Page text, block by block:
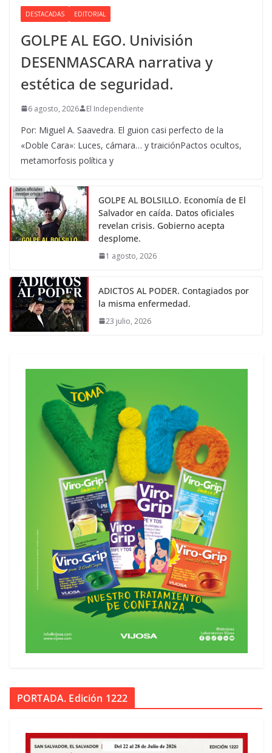
DESTACADAS EDITORIAL
GOLPE AL EGO. Univisión
DESENMASCARA narrativa y
estética de seguridad.
6 agosto, 2026 El Independiente
Por: Miguel A. Saavedra. El guion casi perfecto de la
«Doble Cara»: Luces, cámara… y traiciónPactos ocultos,
metamorfosis política y
GOLPE AL BOLSILLO. Economía de El
Salvador en caída. Datos oficiales
revelan crisis. Gobierno acepta
desplome.
1 agosto, 2026
ADICTOS AL PODER. Contagiados por
la misma enfermedad.
23 julio, 2026
PORTADA. Edición 1222